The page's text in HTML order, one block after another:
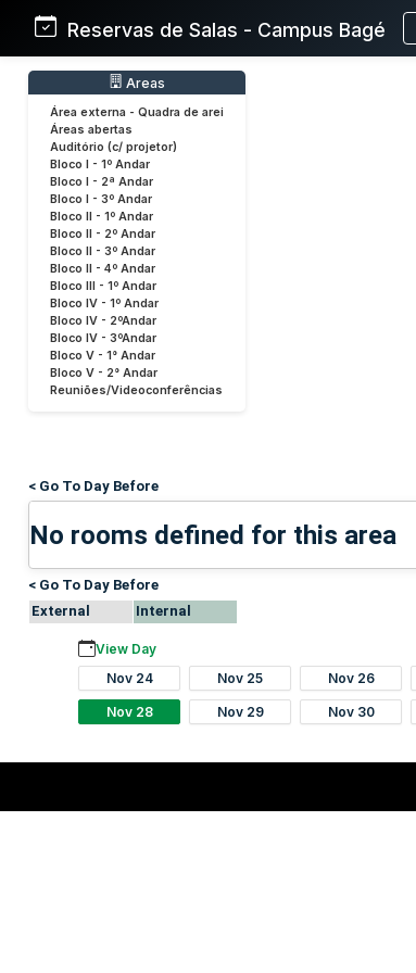
Reservas de Salas - Campus Bagé
Areas
Área externa - Quadra de arei
Áreas abertas
Auditório (c/ projetor)
Bloco I - 1º Andar
Bloco I - 2ª Andar
Bloco I - 3º Andar
Bloco II - 1º Andar
Bloco II - 2º Andar
Bloco II - 3º Andar
Bloco II - 4º Andar
Bloco III - 1º Andar
Bloco IV - 1º Andar
Bloco IV - 2ºAndar
Bloco IV - 3ºAndar
Bloco V - 1° Andar
Bloco V - 2° Andar
Reuniões/Videoconferências
< Go To Day Before
No rooms defined for this area
< Go To Day Before
External
Internal
View Day
Nov 24
Nov 25 Nov 26
Nov 28 Nov 29 Nov 30